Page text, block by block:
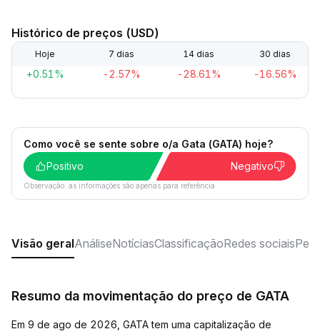
Histórico de preços (USD)
Hoje 7 dias 14 dias 30 dias
+0.51% -2.57% -28.61% -16.56%
Como você se sente sobre o/a Gata (GATA) hoje?
Positivo
Negativo
Observação: as informações são apenas para referência.
Visão geralAnáliseNotíciasClassificaçãoRedes sociais
Resumo da movimentação do preço de GATA
Em 9 de ago de 2026, GATA tem uma capitalização de